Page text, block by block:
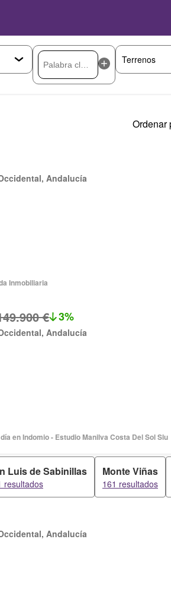
Ordenar
Andalucía
Inmobiliaria
€ 3%
Andalucía
en Indomio - Estudio Manilva Costa Del Sol Slu
Luis de Sabinillas
resultados
Monte Viñas
161 resultados
Andalucía